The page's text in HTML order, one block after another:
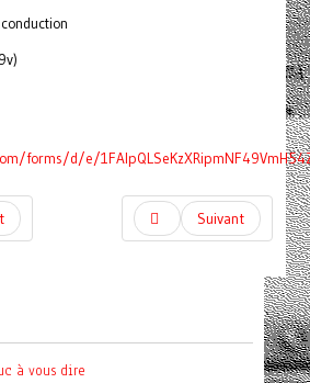
forms/d/e/
Suivant
à vous dire